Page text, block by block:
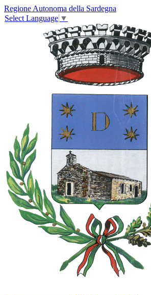
Regione Autonoma della Sardegna
Select Language ▼